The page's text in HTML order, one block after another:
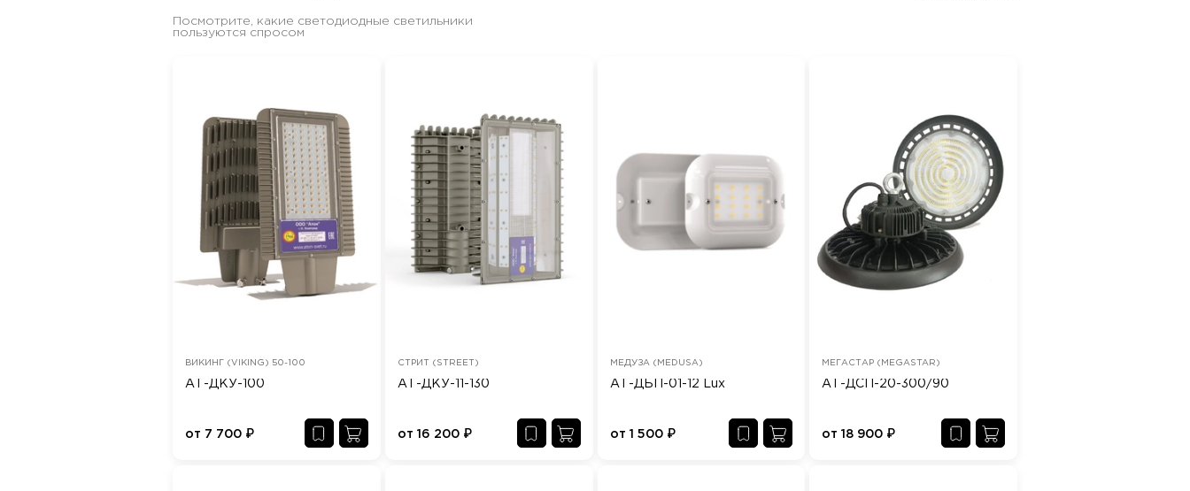
Посмотрите, какие светодиодные светильники
пользуются спросом
ВИКИНГ (VIKING) 50-100
АТ-ДКУ-100
от 7 700 ₽
СТРИТ (STREET)
АТ-ДКУ-11-130
от 16 200 ₽
МЕДУЗА (MEDUSA)
АТ-ДБП-01-12 Lux
от 1 500 ₽
МЕГАСТАР (MEGASTAR)
АТ-ДСП-20-300/90
от18 900 ₽